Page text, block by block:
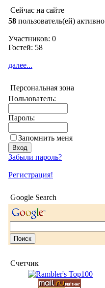
Сейчас на сайте
58 пользователь(ей) активно
Участников: 0
Гостей: 58
далее...
Персональная зона
Пользователь:
Пароль:
Запомнить меня
Забыли пароль?
Регистрация!
Google Search
Счетчик